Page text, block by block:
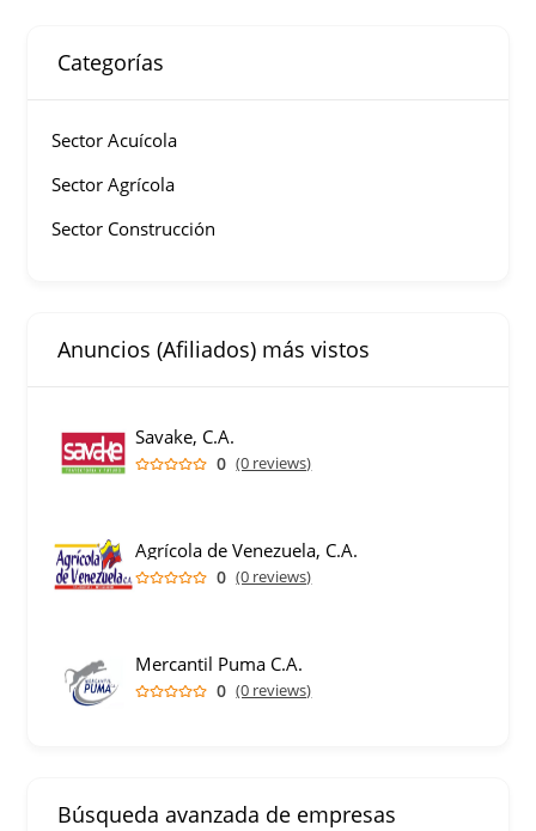
Categorías
Sector Acuícola
Sector Agrícola
Sector Construcción
Anuncios (Afiliados) más vistos
Savake, C.A.
0 (0 reviews)
Agrícola de Venezuela, C.A.
0 (0 reviews)
Mercantil Puma C.A.
0 (0 reviews)
Búsqueda avanzada de empresas